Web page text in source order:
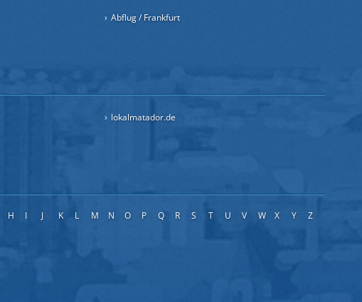
Abflug / Frankfurt
lokalmatador.de
H I J K L M N O P Q R S T U V W X Y Z